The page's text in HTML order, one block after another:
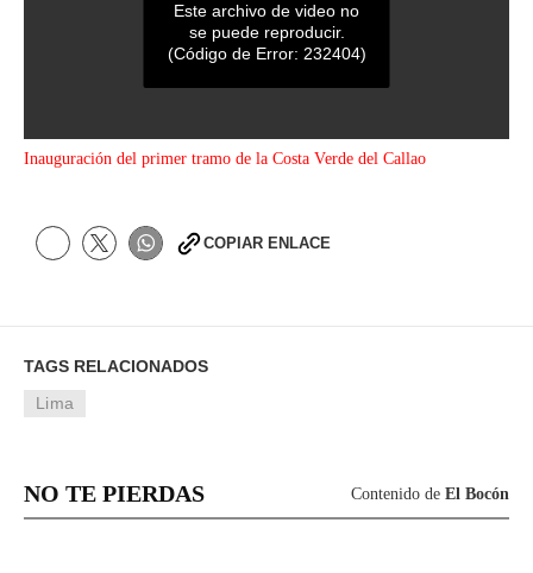
s
s
e
Este archivo de video no
se puede reproducir.
(Código de Error: 232404)
Inauguración del primer tramo de la Costa Verde del Callao
COPIAR ENLACE
TAGS RELACIONADOS
Lima
NO TE PIERDAS Contenido de El Bocón